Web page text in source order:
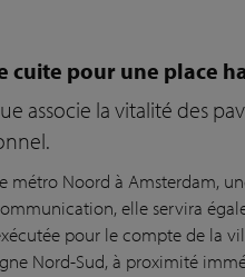
cuite pour une place
associe la vitalité des
métro Noord à Amsterdam,
elle servira
pour le compte de la
Nord-Sud, à proximité